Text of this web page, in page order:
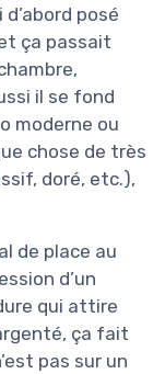
posé
ça passait
il se fond
moderne ou
chose de très
doré, etc.),
de place au
d’un
qui attire
ça fait
pas sur un